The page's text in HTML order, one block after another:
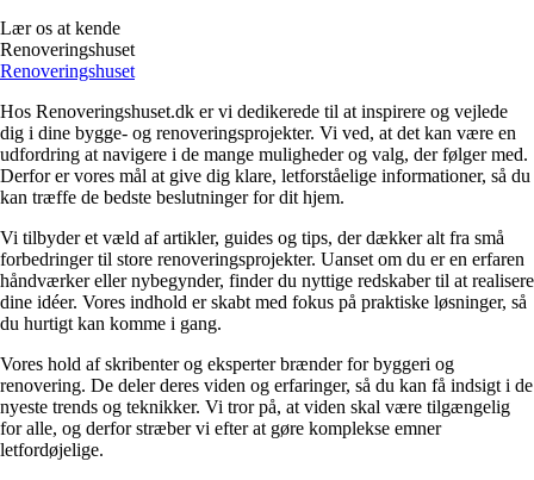
Lær os at kende
Renoveringshuset
Renoveringshuset
Hos Renoveringshuset.dk er vi dedikerede til at inspirere og vejlede
dig i dine bygge- og renoveringsprojekter. Vi ved, at det kan være en
udfordring at navigere i de mange muligheder og valg, der følger med.
Derfor er vores mål at give dig klare, letforståelige informationer, så du
kan træffe de bedste beslutninger for dit hjem.
Vi tilbyder et væld af artikler, guides og tips, der dækker alt fra små
forbedringer til store renoveringsprojekter. Uanset om du er en erfaren
håndværker eller nybegynder, finder du nyttige redskaber til at realisere
dine idéer. Vores indhold er skabt med fokus på praktiske løsninger, så
du hurtigt kan komme i gang.
Vores hold af skribenter og eksperter brænder for byggeri og
renovering. De deler deres viden og erfaringer, så du kan få indsigt i de
nyeste trends og teknikker. Vi tror på, at viden skal være tilgængelig
for alle, og derfor stræber vi efter at gøre komplekse emner
letfordøjelige.